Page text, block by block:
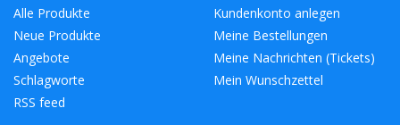
Alle Produkte
Neue Produkte
Angebote
Schlagworte
RSS feed
Kundenkonto anlegen
Meine Bestellungen
Meine Nachrichten (Tickets)
Mein Wunschzettel